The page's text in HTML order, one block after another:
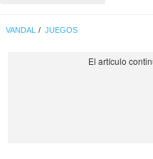
VANDAL JUEGOS